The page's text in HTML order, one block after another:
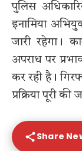
पुलिस
इनामिया
जारी रहेगा।
अपराध पर
कर रही है।
प्रक्रिया पूरी की
Share